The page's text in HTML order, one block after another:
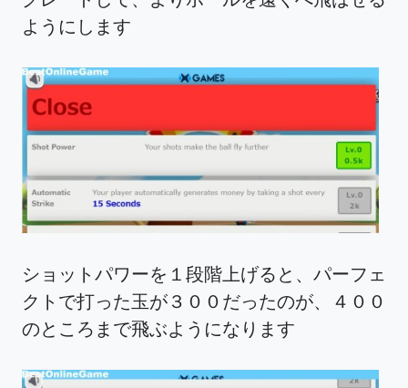
ようにします
ショットパワーを１段階上げると、パーフェ
クトで打った玉が３００だったのが、４００
のところまで飛ぶようになります